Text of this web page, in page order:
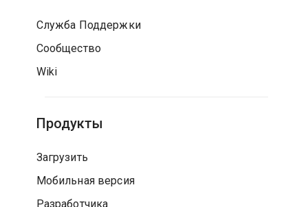
Служба Поддержки
Сообщество
Wiki
Продукты
Загрузить
Мобильная версия
Разработчика